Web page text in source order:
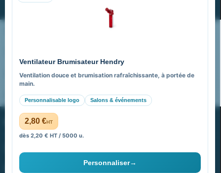
Ventilateur Brumisateur Hendry
Ventilation douce et brumisation rafraîchissante, à portée de
main.
Personnalisable logo Salons & événements
2,80 €HT
dès 2,20 € HT / 5000 u.
Personnaliser→
Nos expertises & accompagnement global
FAQ sur Promenoch Goodies Pub France
Pourquoi ça a marché à 100% pour moi ?
PROMENOCH GOODIES
40 rue Madeleine Michelis